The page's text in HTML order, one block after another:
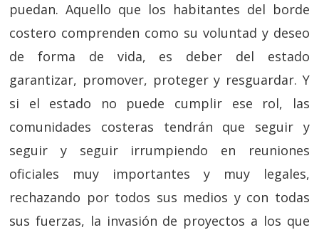
puedan. Aquello que los habitantes del borde
costero comprenden como su voluntad y deseo
de forma de vida, es deber del estado
garantizar, promover, proteger y resguardar. Y
si el estado no puede cumplir ese rol, las
comunidades costeras tendrán que seguir y
seguir y seguir irrumpiendo en reuniones
oficiales muy importantes y muy legales,
rechazando por todos sus medios y con todas
sus fuerzas, la invasión de proyectos a los que